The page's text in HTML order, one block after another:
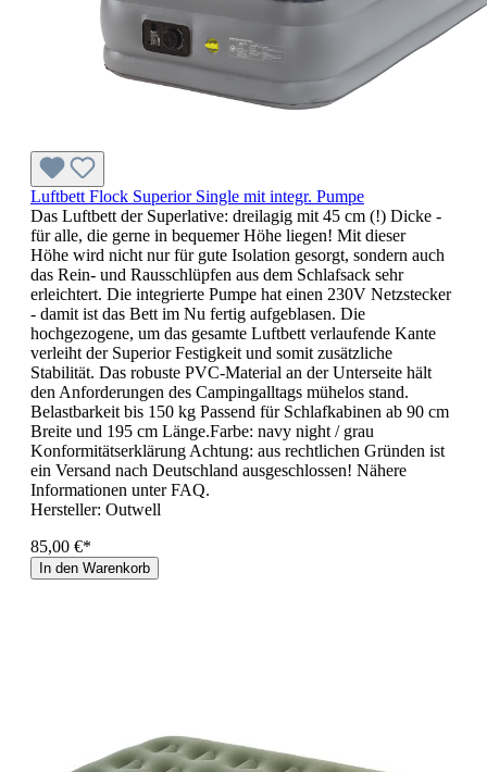
Luftbett Flock Superior Single mit integr. Pumpe
Das Luftbett der Superlative: dreilagig mit 45 cm (!) Dicke -
für alle, die gerne in bequemer Höhe liegen! Mit dieser
Höhe wird nicht nur für gute Isolation gesorgt, sondern auch
das Rein- und Rausschlüpfen aus dem Schlafsack sehr
erleichtert. Die integrierte Pumpe hat einen 230V Netzstecker
- damit ist das Bett im Nu fertig aufgeblasen. Die
hochgezogene, um das gesamte Luftbett verlaufende Kante
verleiht der Superior Festigkeit und somit zusätzliche
Stabilität. Das robuste PVC-Material an der Unterseite hält
den Anforderungen des Campingalltags mühelos stand.
Belastbarkeit bis 150 kg Passend für Schlafkabinen ab 90 cm
Breite und 195 cm Länge.Farbe: navy night / grau
Konformitätserklärung Achtung: aus rechtlichen Gründen ist
ein Versand nach Deutschland ausgeschlossen! Nähere
Informationen unter FAQ.
Hersteller: Outwell
85,00 €*
In den Warenkorb